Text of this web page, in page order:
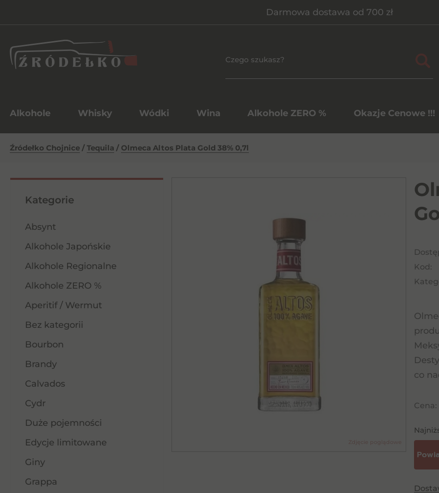
Darmowa dostawa od 700 zł
Alkohole Whisky Wódki Wina Alkohole ZERO % Okazje Cenowe !!!
Źródełko Chojnice / Tequila / Olmeca Altos Plata Gold 38% 0,7l
Kategorie
Absynt
Alkohole Japońskie
Alkohole Regionalne
Alkohole ZERO %
Aperitif / Wermut
Bez kategorii
Bourbon
Brandy
Calvados
Cydr
Duże pojemności
Edycje limitowane
Giny
Grappa
Kod:
co
Cena: